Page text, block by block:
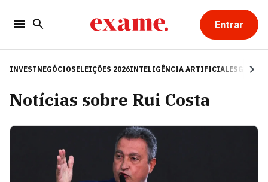
Entrar
INVESTNEGÓCIOSELEIÇÕES 2026INTELIGÊNCIA ARTIFICIALESG
Notícias sobre Rui Costa